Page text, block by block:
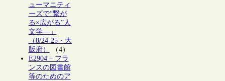
ューマニティ
ーズで“繋が
る×広がる”人
文学―」
（8/24-25・大
阪府）
（4）
E2904 – フラ
ンスの図書館
等のためのア